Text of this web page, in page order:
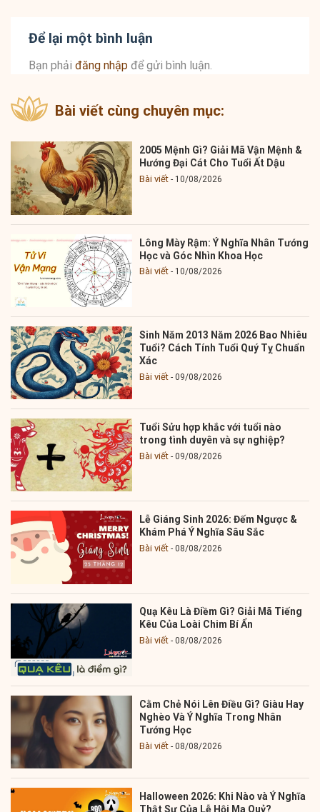
Để lại một bình luận
Bạn phải đăng nhập để gửi bình luận.
Bài viết cùng chuyên mục:
2005 Mệnh Gì? Giải Mã Vận Mệnh &
Hướng Đại Cát Cho Tuổi Ất Dậu
Bài viết 10/08/2026
Lông Mày Rậm: Ý Nghĩa Nhân Tướng
Học và Góc Nhìn Khoa Học
Bài viết 10/08/2026
Sinh Năm 2013 Năm 2026 Bao Nhiêu
Tuổi? Cách Tính Tuổi Quý Tỵ Chuẩn
Xác
Bài viết 09/08/2026
Tuổi Sửu hợp khắc với tuổi nào
trong tình duyên và sự nghiệp?
Bài viết 09/08/2026
Lễ Giáng Sinh 2026: Đếm Ngược &
Khám Phá Ý Nghĩa Sâu Sắc
Bài viết 08/08/2026
Quạ Kêu Là Điềm Gì? Giải Mã Tiếng
Kêu Của Loài Chim Bí Ẩn
Bài viết 08/08/2026
Cằm Chẻ Nói Lên Điều Gì? Giàu Hay
Nghèo Và Ý Nghĩa Trong Nhân
Tướng Học
Bài viết 08/08/2026
Halloween 2026: Khi Nào và Ý Nghĩa
Thật Sự Của Lễ Hội Ma Quỷ?